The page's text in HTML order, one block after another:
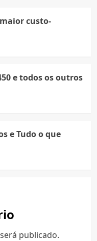
custo-
e todos os outros
e Tudo o que
publicado.